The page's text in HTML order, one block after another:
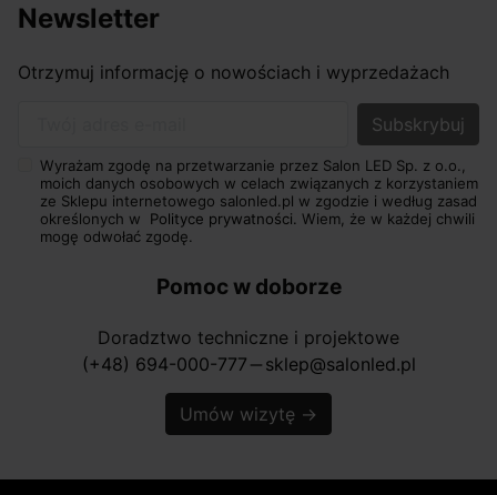
Newsletter
Otrzymuj informację o nowościach i wyprzedażach
Wyrażam zgodę na przetwarzanie przez Salon LED Sp. z o.o.,
moich danych osobowych w celach związanych z korzystaniem
ze Sklepu internetowego salonled.pl w zgodzie i według zasad
określonych w Polityce prywatności. Wiem, że w każdej chwili
mogę odwołać zgodę.
Pomoc w doborze
Doradztwo techniczne i projektowe
(+48) 694-000-777 horizontal_rule sklep@salonled.pl
Umów wizytę →